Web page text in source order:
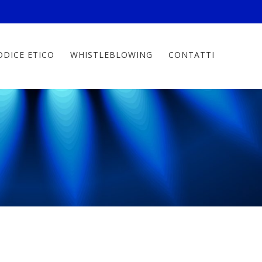
ETICO WHISTLEBLOWING CONTATTI